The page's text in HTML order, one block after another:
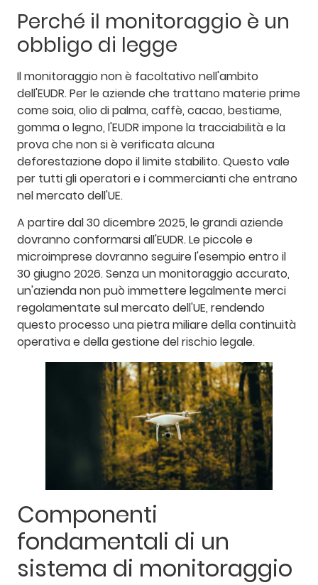
Perché il monitoraggio è un
obbligo di legge
Il monitoraggio non è facoltativo nell'ambito
dell'EUDR. Per le aziende che trattano materie prime
come soia, olio di palma, caffè, cacao, bestiame,
gomma o legno, l'EUDR impone la tracciabilità e la
prova che non si è verificata alcuna
deforestazione dopo il limite stabilito. Questo vale
per tutti gli operatori e i commercianti che entrano
nel mercato dell'UE.
A partire dal 30 dicembre 2025, le grandi aziende
dovranno conformarsi all'EUDR. Le piccole e
microimprese dovranno seguire l'esempio entro il
30 giugno 2026. Senza un monitoraggio accurato,
un'azienda non può immettere legalmente merci
regolamentate sul mercato dell'UE, rendendo
questo processo una pietra miliare della continuità
operativa e della gestione del rischio legale.
Componenti
fondamentali di un
sistema di monitoraggio